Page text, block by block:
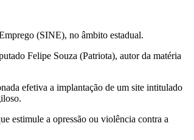
(SINE), no âmbito estadual.
Felipe Souza (Patriota), autor da matéria
efetiva a implantação de um site intitulado
estimule a opressão ou violência contra a